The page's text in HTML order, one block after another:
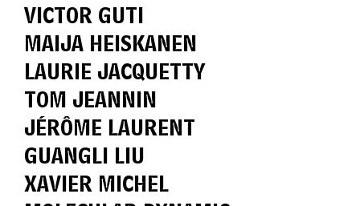
VICTOR GUTI
MAIJA HEISKANEN
LAURIE JACQUETTY
TOM JEANNIN
JÉRÔME LAURENT
GUANGLI LIU
XAVIER MICHEL